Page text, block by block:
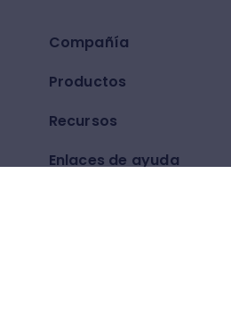
Compañía
Productos
Recursos
Enlaces de ayuda